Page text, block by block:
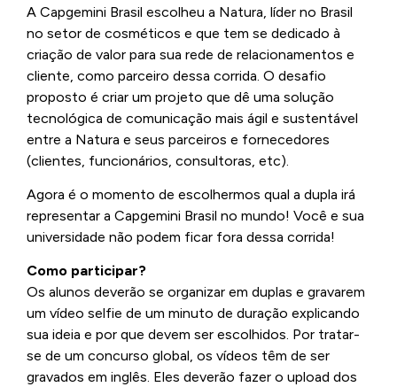
A Capgemini Brasil escolheu a Natura, líder no Brasil
no setor de cosméticos e que tem se dedicado à
criação de valor para sua rede de relacionamentos e
cliente, como parceiro dessa corrida. O desafio
proposto é criar um projeto que dê uma solução
tecnológica de comunicação mais ágil e sustentável
entre a Natura e seus parceiros e fornecedores
(clientes, funcionários, consultoras, etc).
Agora é o momento de escolhermos qual a dupla irá
representar a Capgemini Brasil no mundo! Você e sua
universidade não podem ficar fora dessa corrida!
Como participar?
Os alunos deverão se organizar em duplas e gravarem
um vídeo selfie de um minuto de duração explicando
sua ideia e por que devem ser escolhidos. Por tratar-
se de um concurso global, os vídeos têm de ser
gravados em inglês. Eles deverão fazer o upload dos